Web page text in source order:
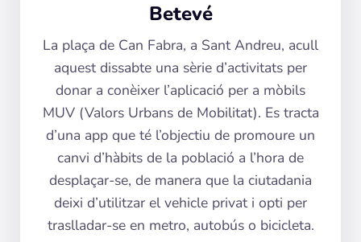
Betevé
La plaça de Can Fabra, a Sant Andreu, acull
aquest dissabte una sèrie d’activitats per
donar a conèixer l’aplicació per a mòbils
MUV (Valors Urbans de Mobilitat). Es tracta
d’una app que té l’objectiu de promoure un
canvi d’hàbits de la població a l’hora de
desplaçar-se, de manera que la ciutadania
deixi d’utilitzar el vehicle privat i opti per
traslladar-se en metro, autobús o bicicleta.